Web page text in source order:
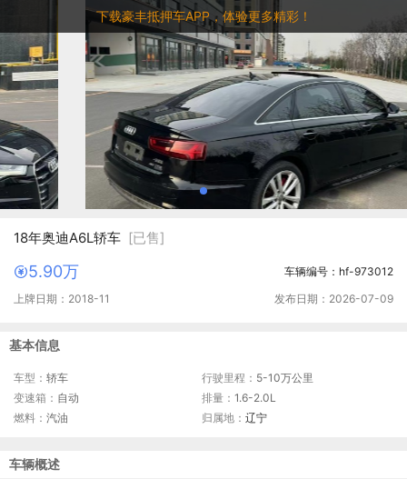
下载豪丰抵押车APP，体验更多精彩！
18年奥迪A6L轿车 [已售]
5.90万
车辆编号：hf-973012
上牌日期：2018-11
发布日期：2026-07-09
基本信息
车型： 轿车 行驶里程： 5-10万公里
变速箱： 自动 排量： 1.6-2.0L
燃料： 汽油 归属地： 辽宁
车辆概述